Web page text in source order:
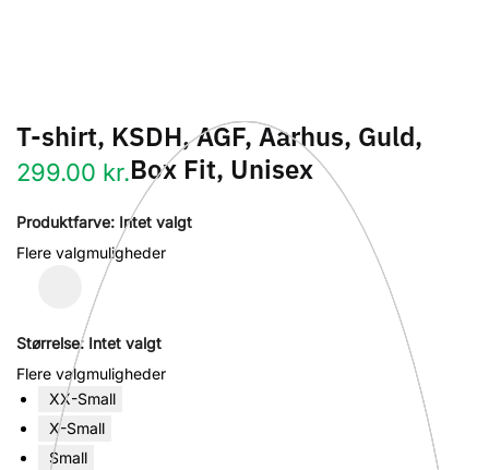
T-shirt, KSDH, AGF, Aarhus, Guld,
Box Fit, Unisex
299.00 kr.
Produktfarve: Intet valgt
Flere valgmuligheder
Størrelse: Intet valgt
Flere valgmuligheder
XX-Small
X-Small
Small